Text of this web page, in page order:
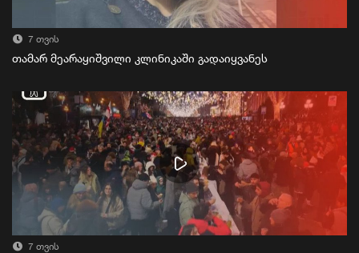
7 თვის
თამარ მეარაყიშვილი კლინიკაში გადაიყვანეს
7 თვის